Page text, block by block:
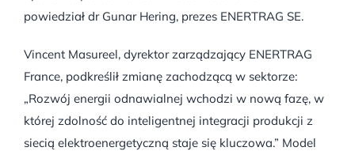
powiedział dr Gunar Hering, prezes ENERTRAG SE.
Vincent Masureel, dyrektor zarządzający ENERTRAG
France, podkreślił zmianę zachodzącą w sektorze:
„Rozwój energii odnawialnej wchodzi w nową fazę, w
której zdolność do inteligentnej integracji produkcji z
siecią elektroenergetyczną staje się kluczowa.” Model